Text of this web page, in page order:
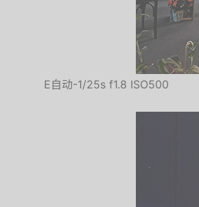
E自动-1/25s f1.8 ISO500